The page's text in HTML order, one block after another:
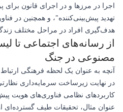
اجرا در مرزها و در اجرای قانون برای
تهدید پیش‌بینی‌کننده"، و همچنین در
هدف‌گیری افراد در مراحل مختلف
از رسانه‌های اجتماعی تا
مصنوعی در جنگ
آنچه به عنوان یک لحظه فرهنگی
در نهایت زیرساخت سرمایه‌داری
کاربردهای نظامی فناوری‌های هویت
عنوان مثال، تحقیقات طیف گسترده‌ای